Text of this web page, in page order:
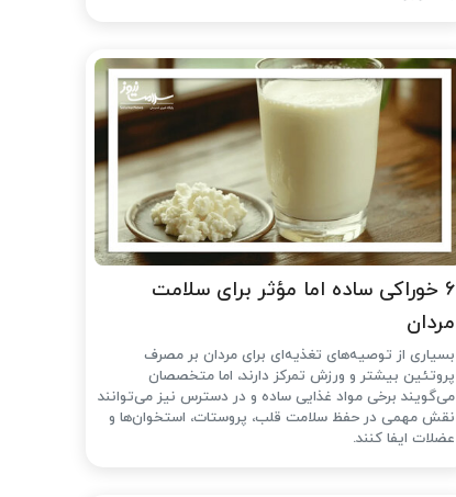
۶ خوراکی ساده اما مؤثر برای سلامت
مردان
بسیاری از توصیه‌های تغذیه‌ای برای مردان بر مصرف
پروتئین بیشتر و ورزش تمرکز دارند، اما متخصصان
می‌گویند برخی مواد غذایی ساده و در دسترس نیز می‌توانند
نقش مهمی در حفظ سلامت قلب، پروستات، استخوان‌ها و
عضلات ایفا کنند.